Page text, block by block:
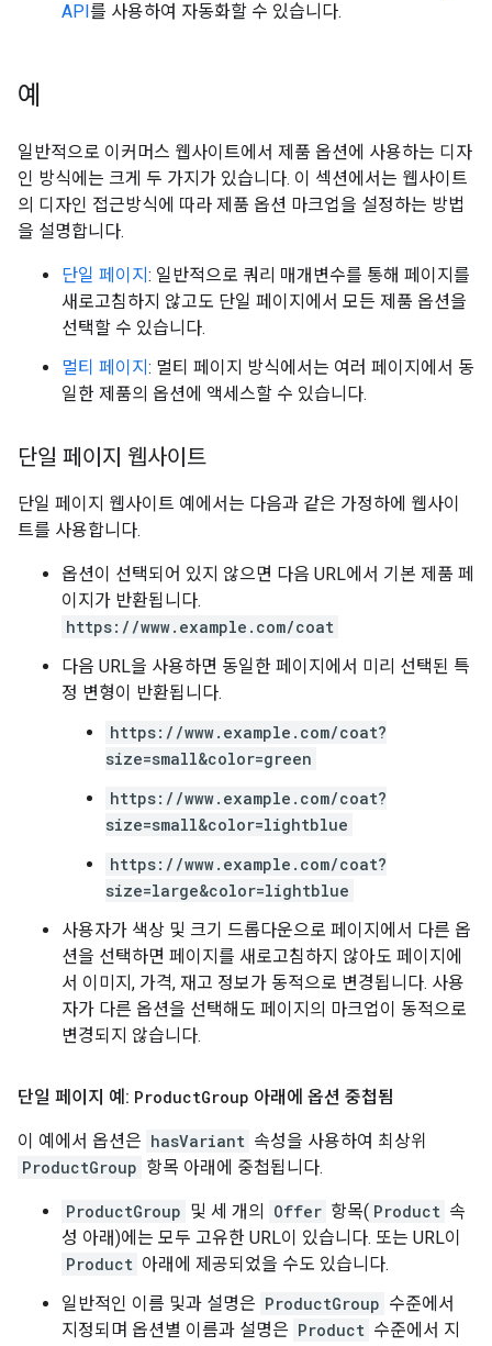
API를 사용하여 자동화할 수 있습니다.
예
일반적으로 이커머스 웹사이트에서 제품 옵션에 사용하는 디자
인 방식에는 크게 두 가지가 있습니다. 이 섹션에서는 웹사이트
의 디자인 접근방식에 따라 제품 옵션 마크업을 설정하는 방법
을 설명합니다.
단일 페이지 : 일반적으로 쿼리 매개변수를 통해 페이지를
새로고침하지 않고도 단일 페이지에서 모든 제품 옵션을
선택할 수 있습니다.
멀티 페이지 : 멀티 페이지 방식에서는 여러 페이지에서 동
일한 제품의 옵션에 액세스할 수 있습니다.
단일 페이지 웹사이트
단일 페이지 웹사이트 예에서는 다음과 같은 가정하에 웹사이
트를 사용합니다.
옵션이 선택되어 있지 않으면 다음 URL에서 기본 제품 페
이지가 반환됩니다.
https://www.example.com/coat
다음 URL을 사용하면 동일한 페이지에서 미리 선택된 특
정 변형이 반환됩니다.
https://www.example.com/coat?
size=small&color=green
https://www.example.com/coat?
size=small&color=lightblue
https://www.example.com/coat?
size=large&color=lightblue
사용자가 색상 및 크기 드롭다운으로 페이지에서 다른 옵
션을 선택하면 페이지를 새로고침하지 않아도 페이지에
서 이미지, 가격, 재고 정보가 동적으로 변경됩니다. 사용
자가 다른 옵션을 선택해도 페이지의 마크업이 동적으로
변경되지 않습니다.
단일 페이지 예: ProductGroup 아래에 옵션 중첩됨
이 예에서 옵션은 hasVariant 속성을 사용하여 최상위
ProductGroup 항목 아래에 중첩됩니다.
ProductGroup 및 세 개의 Offer 항목( Product 속
성 아래)에는 모두 고유한 URL이 있습니다. 또는 URL이
Product 아래에 제공되었을 수도 있습니다.
일반적인 이름 및과 설명은 ProductGroup 수준에서
지정되며 옵션별 이름과 설명은 Product 수준에서 지